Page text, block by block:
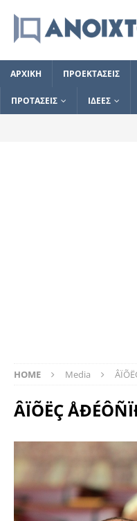
ΑΡΧΙΚΗ ΠΡΟΕΚΤΑΣΕΙΣ
ΠΡΟΤΑΣΕΙΣ ΙΔΕΕΣ
HOME Media
ÂÏÕËÇ